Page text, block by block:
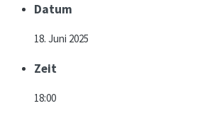
Datum
18. Juni 2025
Zeit
18:00